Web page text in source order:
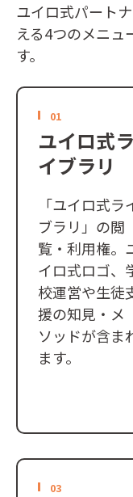
ユイロ式パート
える4つのメニュ
す。
01
ユイロ式ラ
イブラリ
「ユイロ式ラ
ブラリ」の閲
覧・利用権。
イロ式ロゴ、
校運営や生徒
援の知見・メ
ソッドが含ま
ます。
03